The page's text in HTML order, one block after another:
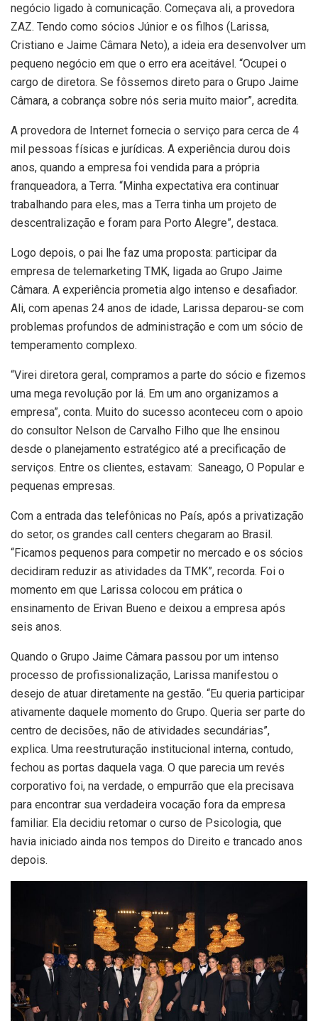
negócio ligado à comunicação. Começava ali, a provedora
ZAZ. Tendo como sócios Júnior e os filhos (Larissa,
Cristiano e Jaime Câmara Neto), a ideia era desenvolver um
pequeno negócio em que o erro era aceitável. “Ocupei o
cargo de diretora. Se fôssemos direto para o Grupo Jaime
Câmara, a cobrança sobre nós seria muito maior”, acredita.
A provedora de Internet fornecia o serviço para cerca de 4
mil pessoas físicas e jurídicas. A experiência durou dois
anos, quando a empresa foi vendida para a própria
franqueadora, a Terra. “Minha expectativa era continuar
trabalhando para eles, mas a Terra tinha um projeto de
descentralização e foram para Porto Alegre”, destaca.
Logo depois, o pai lhe faz uma proposta: participar da
empresa de telemarketing TMK, ligada ao Grupo Jaime
Câmara. A experiência prometia algo intenso e desafiador.
Ali, com apenas 24 anos de idade, Larissa deparou-se com
problemas profundos de administração e com um sócio de
temperamento complexo.
“Virei diretora geral, compramos a parte do sócio e fizemos
uma mega revolução por lá. Em um ano organizamos a
empresa”, conta. Muito do sucesso aconteceu com o apoio
do consultor Nelson de Carvalho Filho que lhe ensinou
desde o planejamento estratégico até a precificação de
serviços. Entre os clientes, estavam: Saneago, O Popular e
pequenas empresas.
Com a entrada das telefônicas no País, após a privatização
do setor, os grandes call centers chegaram ao Brasil.
“Ficamos pequenos para competir no mercado e os sócios
decidiram reduzir as atividades da TMK”, recorda. Foi o
momento em que Larissa colocou em prática o
ensinamento de Erivan Bueno e deixou a empresa após
seis anos.
Quando o Grupo Jaime Câmara passou por um intenso
processo de profissionalização, Larissa manifestou o
desejo de atuar diretamente na gestão. “Eu queria participar
ativamente daquele momento do Grupo. Queria ser parte do
centro de decisões, não de atividades secundárias”,
explica. Uma reestruturação institucional interna, contudo,
fechou as portas daquela vaga. O que parecia um revés
corporativo foi, na verdade, o empurrão que ela precisava
para encontrar sua verdadeira vocação fora da empresa
familiar. Ela decidiu retomar o curso de Psicologia, que
havia iniciado ainda nos tempos do Direito e trancado anos
depois.